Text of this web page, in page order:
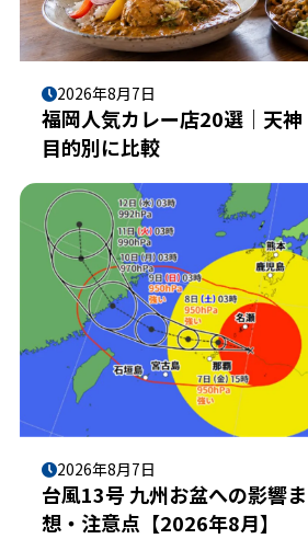
2026年8月7日
福岡人気カレー店20選｜天
目的別に比較
2026年8月7日
台風13号 九州お盆への影響
想・注意点【2026年8月】